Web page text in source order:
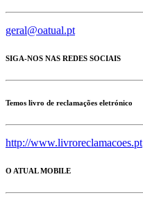
geral@oatual.pt
SIGA-NOS NAS REDES SOCIAIS
Temos livro de reclamações eletrónico
http://www.livroreclamacoes.pt
O ATUAL MOBILE